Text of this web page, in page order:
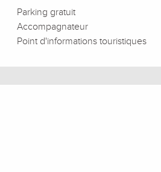
Parking gratuit
Accompagnateur
Point d'informations touristiques